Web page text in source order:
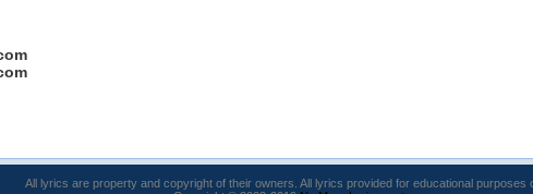
All lyrics are property and copyright of their owners. All lyrics provided for educational purposes